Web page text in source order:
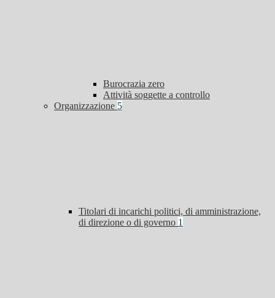
Burocrazia zero
Attività soggette a controllo
Organizzazione 5
Titolari di incarichi politici, di amministrazione,
di direzione o di governo 1